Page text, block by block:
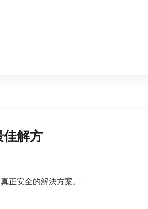
解方
正安全的解決方案。...